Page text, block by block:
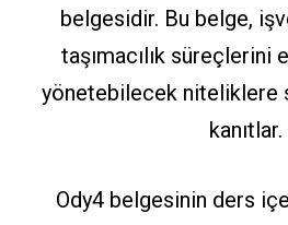
belgesidir. Bu belge,
taşımacılık süreçlerini
yönetebilecek niteliklere
kanıtlar.
Ody4 belgesinin ders